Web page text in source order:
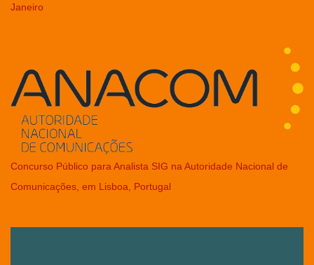
Janeiro
Concurso Público para Analista SIG na Autoridade Nacional de
Comunicações, em Lisboa, Portugal